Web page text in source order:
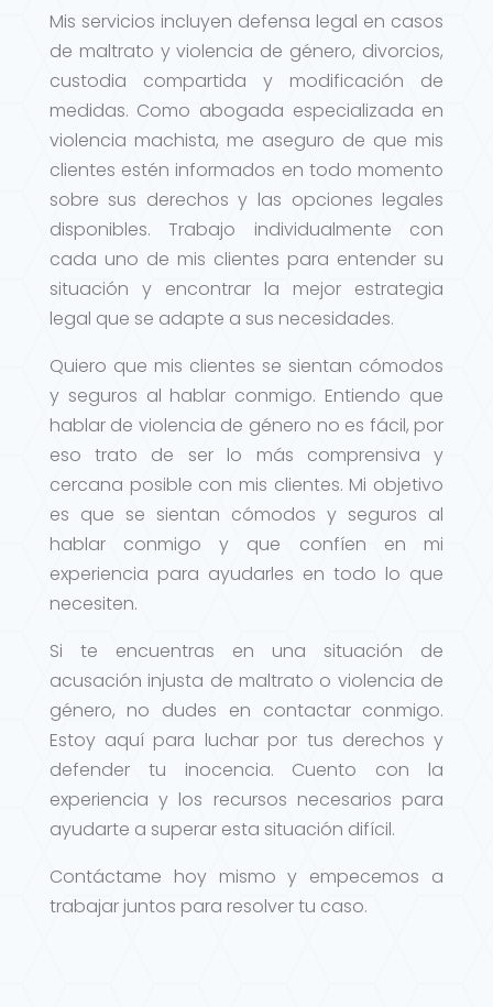
Mis servicios incluyen defensa legal en casos
de maltrato y violencia de género, divorcios,
custodia compartida y modificación de
medidas. Como abogada especializada en
violencia machista, me aseguro de que mis
clientes estén informados en todo momento
sobre sus derechos y las opciones legales
disponibles. Trabajo individualmente con
cada uno de mis clientes para entender su
situación y encontrar la mejor estrategia
legal que se adapte a sus necesidades.
Quiero que mis clientes se sientan cómodos
y seguros al hablar conmigo. Entiendo que
hablar de violencia de género no es fácil, por
eso trato de ser lo más comprensiva y
cercana posible con mis clientes. Mi objetivo
es que se sientan cómodos y seguros al
hablar conmigo y que confíen en mi
experiencia para ayudarles en todo lo que
necesiten.
Si te encuentras en una situación de
acusación injusta de maltrato o violencia de
género, no dudes en contactar conmigo.
Estoy aquí para luchar por tus derechos y
defender tu inocencia. Cuento con la
experiencia y los recursos necesarios para
ayudarte a superar esta situación difícil.
Contáctame hoy mismo y empecemos a
trabajar juntos para resolver tu caso.